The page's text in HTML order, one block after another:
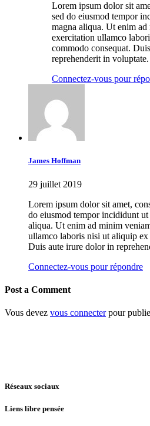
Lorem ipsum dolor sit
sed do eiusmod tempor
magna aliqua. Ut enim
exercitation ullamco
commodo consequat.
reprehenderit in voluptate.
Connectez-vous pour
James Hoffman
29 juillet 2019
Lorem ipsum dolor sit amet,
do eiusmod tempor incididunt
aliqua. Ut enim ad minim
ullamco laboris nisi ut aliquip ex
Duis aute irure dolor in
Connectez-vous pour répondre
Post a Comment
Vous devez vous connecterpour
Réseaux sociaux
Liens libre pensée